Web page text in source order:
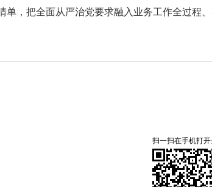
单，把全面从严治党要求融入业务工作全过程
扫一扫在手机打